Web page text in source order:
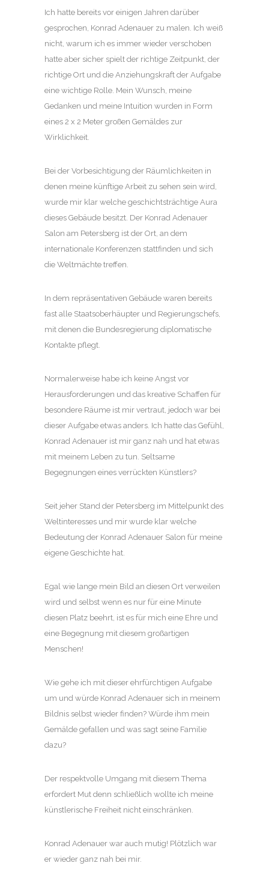
Ich hatte bereits vor einigen Jahren darüber
gesprochen, Konrad Adenauer zu malen. Ich weiß
nicht, warum ich es immer wieder verschoben
hatte aber sicher spielt der richtige Zeitpunkt, der
richtige Ort und die Anziehungskraft der Aufgabe
eine wichtige Rolle. Mein Wunsch, meine
Gedanken und meine Intuition wurden in Form
eines 2 x 2 Meter großen Gemäldes zur
Wirklichkeit.
Bei der Vorbesichtigung der Räumlichkeiten in
denen meine künftige Arbeit zu sehen sein wird,
wurde mir klar welche geschichtsträchtige Aura
dieses Gebäude besitzt. Der Konrad Adenauer
Salon am Petersberg ist der Ort, an dem
internationale Konferenzen stattfinden und sich
die Weltmächte treffen.
In dem repräsentativen Gebäude waren bereits
fast alle Staatsoberhäupter und Regierungschefs,
mit denen die Bundesregierung diplomatische
Kontakte pflegt.
Normalerweise habe ich keine Angst vor
Herausforderungen und das kreative Schaffen für
besondere Räume ist mir vertraut, jedoch war bei
dieser Aufgabe etwas anders. Ich hatte das Gefühl,
Konrad Adenauer ist mir ganz nah und hat etwas
mit meinem Leben zu tun. Seltsame
Begegnungen eines verrückten Künstlers?
Seit jeher Stand der Petersberg im Mittelpunkt des
Weltinteresses und mir wurde klar welche
Bedeutung der Konrad Adenauer Salon für meine
eigene Geschichte hat.
Egal wie lange mein Bild an diesen Ort verweilen
wird und selbst wenn es nur für eine Minute
diesen Platz beehrt, ist es für mich eine Ehre und
eine Begegnung mit diesem großartigen
Menschen!
Wie gehe ich mit dieser ehrfürchtigen Aufgabe
um und würde Konrad Adenauer sich in meinem
Bildnis selbst wieder finden? Würde ihm mein
Gemälde gefallen und was sagt seine Familie
dazu?
Der respektvolle Umgang mit diesem Thema
erfordert Mut denn schließlich wollte ich meine
künstlerische Freiheit nicht einschränken.
Konrad Adenauer war auch mutig! Plötzlich war
er wieder ganz nah bei mir.